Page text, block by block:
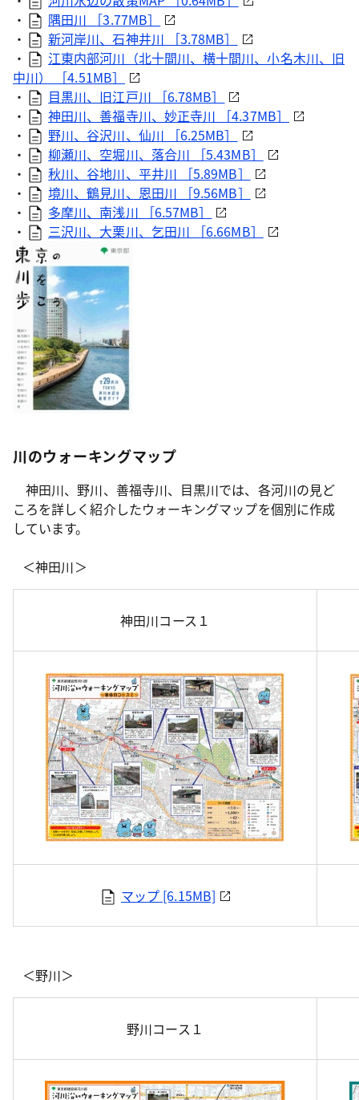
・
隅田川 ［3.77MB］
・
新河岸川、石神井川 ［3.78MB］
・
江東内部河川（北十間川、横十間川、小名木川、旧
中川） ［4.51MB］
・
目黒川、旧江戸川 ［6.78MB］
・
神田川、善福寺川、妙正寺川 ［4.37MB］
・
野川、谷沢川、仙川 ［6.25MB］
・
柳瀬川、空堀川、落合川 ［5.43MB］
・
秋川、谷地川、平井川 ［5.89MB］
・
境川、鶴見川、恩田川 ［9.56MB］
・
多摩川、南浅川 ［6.57MB］
・
三沢川、大栗川、乞田川 ［6.66MB］
川のウォーキングマップ
神田川、野川、善福寺川、目黒川では、各河川の見ど
ころを詳しく紹介したウォーキングマップを個別に作成
しています。
＜神田川＞
神田川コース１
マップ [6.15MB]
＜野川＞
野川コース１